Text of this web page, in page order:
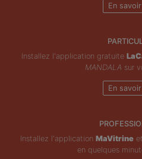
En
Installez l'application gratuite
MANDALA sur
En
Installez l'application MaVitrineet
en quelques